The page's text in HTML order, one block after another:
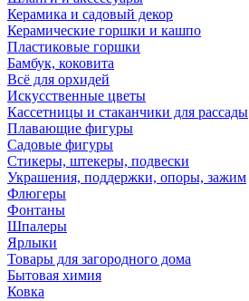
Керамика и садовый декор
Керамические горшки и кашпо
Пластиковые горшки
Бамбук, коковита
Всё для орхидей
Искусственные цветы
Кассетницы и стаканчики для рассады
Плавающие фигуры
Садовые фигуры
Стикеры, штекеры, подвески
Украшения, поддержки, опоры, зажим
Флюгеры
Фонтаны
Шпалеры
Ярлыки
Товары для загородного дома
Бытовая химия
Ковка